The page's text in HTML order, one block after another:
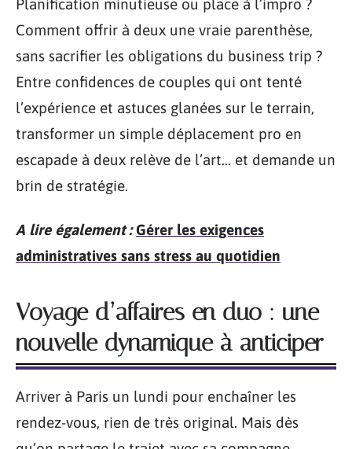
Planification minutieuse ou place à l’impro ?
Comment offrir à deux une vraie parenthèse,
sans sacrifier les obligations du business trip ?
Entre confidences de couples qui ont tenté
l’expérience et astuces glanées sur le terrain,
transformer un simple déplacement pro en
escapade à deux relève de l’art… et demande un
brin de stratégie.
A lire également : Gérer les exigences
administratives sans stress au quotidien
Voyage d’affaires en duo : une
nouvelle dynamique à anticiper
Arriver à Paris un lundi pour enchaîner les
rendez-vous, rien de très original. Mais dès